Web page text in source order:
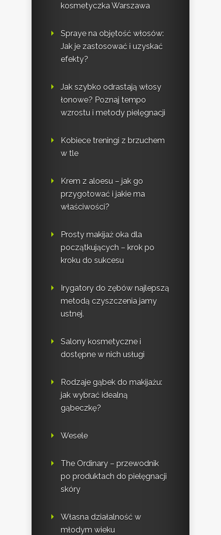
kosmetyczka Warszawa
Spraye na objętość włosów:
Jak je zastosować i uzyskać
efekty?
Jak szybko odrastają włosy
łonowe? Poznaj tempo
wzrostu i metody pielęgnacji
Kobiece treningi z brzuchem
w tle
Krem z aloesu – jak go
przygotować i jakie ma
właściwości?
Prosty makijaż oka dla
początkujących – krok po
kroku do sukcesu
Irygatory do zębów najlepszą
metodą czyszczenia jamy
ustnej.
Salony kosmetyczne i
dostępne w nich usługi
Rodzaje gąbek do makijażu:
jak wybrać idealną
gąbeczkę?
Wesele
The Ordinary – przewodnik
po produktach do pielęgnacji
skóry
Własna działalność w
młodym wieku